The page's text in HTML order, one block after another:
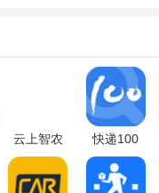
云上智农
app
快递100